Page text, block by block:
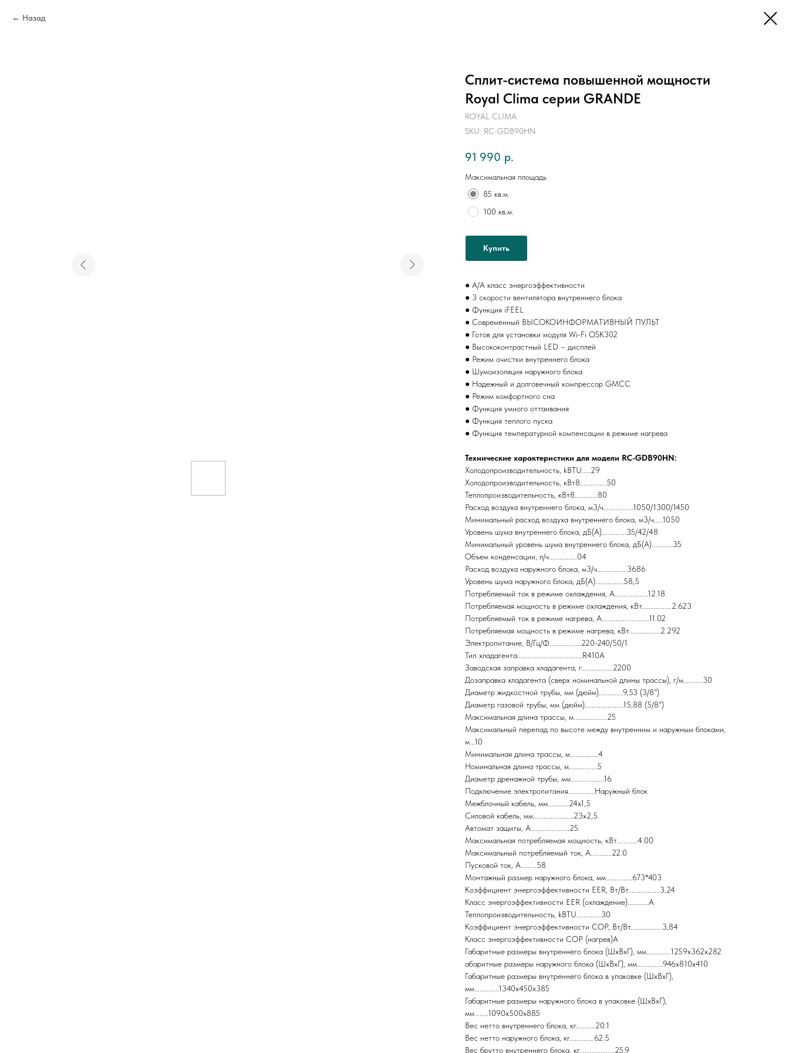
Назад
Сплит-система повышенной мощности
Royal Clima серии GRANDE
ROYAL CLIMA
SKU: RC-GDB90HN
91 990 р.
Максимальная площадь
85 кв.м.
100 кв.м.
Купить
● A/A класс энергоэффективности
● 3 скорости вентилятора внутреннего блока
● Функция iFEEL
● Современный ВЫСОКОИНФОРМАТИВНЫЙ ПУЛЬТ
● Готов для установки модуля Wi-Fi OSK302
● Высококонтрастный LED – дисплей
● Режим очистки внутреннего блока
● Шумоизоляция наружного блока
● Надежный и долговечный компрессор GMCC
● Режим комфортного сна
● Функция умного оттаивания
● Функция теплого пуска
● Функция температурной компенсации в режиме нагрева
Технические характеристики для модели RC-GDB90HN:
Холодопроизводительность, kBTU.....29
Холодопроизводительность, кВт8...............50
Теплопроизводительность, кВт8.............80
Расход воздуха внутреннего блока, м3/ч.................1050/1300/1450
Минимальный расход воздуха внутреннего блока, м3/ч.....1050
Уровень шума внутреннего блока, дБ(А)..............35/42/48
Минимальный уровень шума внутреннего блока, дБ(А)............35
Объем конденсации, л/ч................04
Расход воздуха наружного блока, м3/ч.................3686
Уровень шума наружного блока, дБ(А)................58,5
Потребляемый ток в режиме охлаждения, А...................12.18
Потребляемая мощность в режиме охлаждения, кВт.................2.623
Потребляемый ток в режиме нагрева, А...........................11.02
Потребляемая мощность в режиме нагрева, кВт..................2.292
Электропитание, В/Гц/Ф..................220-240/50/1
Тип хладагента.....................................R410A
Заводская заправка хладагента, г..................2200
Дозаправка хладагента (сверх номинальной длины трассы), г/м...........30
Диаметр жидкостной трубы, мм (дюйм)..............9,53 (3/8")
Диаметр газовой трубы, мм (дюйм)......................15,88 (5/8")
Максимальная длина трассы, м...................25
Максимальный перепад по высоте между внутренним и наружным блоками,
м...10
Минимальная длина трассы, м................4
Номинальная длина трассы, м................5
Диаметр дренажной трубы, мм...................16
Подключение электропитания...............Наружный блок
Межблочный кабель, мм............24x1,5
Силовой кабель, мм.......................23x2,5
Автомат защиты, А......................25
Максимальная потребляемая мощность, кВт............4.00
Максимальный потребляемый ток, А............22.0
Пусковой ток, А.........58
Монтажный размер наружного блока, мм...............673*403
Коэффициент энергоэффективности EER, Вт/Вт..................3,24
Класс энергоэффективности EER (охлаждение)............A
Теплопроизводительность, kBTU..............30
Коэффициент энергоэффективности COP, Вт/Вт..................3,84
Класс энергоэффективности COP (нагрев)A
Габаритные размеры внутреннего блока (ШxВxГ), мм..............1259x362x282
абаритные размеры наружного блока (ШxВxГ), мм...............946x810x410
Габаритные размеры внутреннего блока в упаковке (ШxВxГ),
мм..............1340x450x385
Габаритные размеры наружного блока в упаковке (ШxВxГ),
мм........1090x500x885
Вес нетто внутреннего блока, кг...........20.1
Вес нетто наружного блока, кг..............62.5
Вес брутто внутреннего блока, кг....................25.9